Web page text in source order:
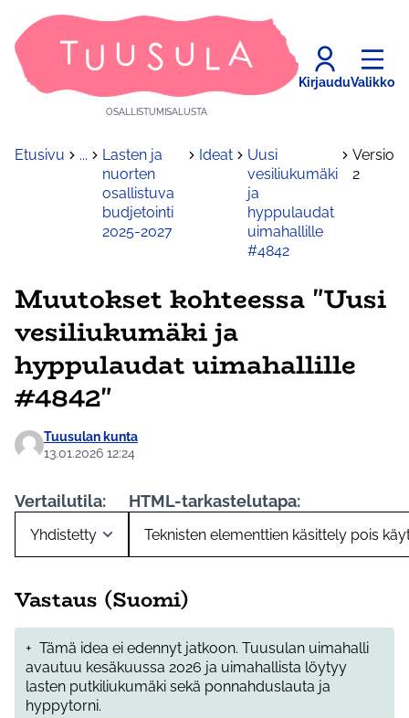
OSALLISTUMISALUSTA
KirjauduValikko
Etusivu ...
Lasten ja
nuorten
osallistuva
budjetointi
2025-2027
Ideat
Uusi
vesiliukumäki
ja
hyppulaudat
uimahallille
#4842
Versio
2
Muutokset kohteessa "Uusi
vesiliukumäki ja
hyppulaudat uimahallille
#4842"
Tuusulan kunta
13.01.2026 12:24
Vertailutila: HTML-tarkastelutapa:
Vastaus (Suomi)
+ Tämä idea ei edennyt jatkoon. Tuusulan uimahalli
avautuu kesäkuussa 2026 ja uimahallista löytyy
lasten putkiliukumäki sekä ponnahduslauta ja
hyppytorni.